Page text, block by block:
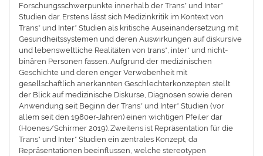
Forschungsschwerpunkte innerhalb der Trans* und Inter*
Studien dar. Erstens lässt sich Medizinkritik im Kontext von
Trans* und Inter* Studien als kritische Auseinandersetzung mit
Gesundheitssystemen und deren Auswirkungen auf diskursive
und lebensweltliche Realitäten von trans*, inter* und nicht-
binären Personen fassen. Aufgrund der medizinischen
Geschichte und deren enger Verwobenheit mit
gesellschaftlich anerkannten Geschlechterkonzepten stellt
der Blick auf medizinische Diskurse, Diagnosen sowie deren
Anwendung seit Beginn der Trans* und Inter* Studien (vor
allem seit den 1980er-Jahren) einen wichtigen Pfeiler dar
(Hoenes/Schirmer 2019). Zweitens ist Repräsentation für die
Trans* und Inter* Studien ein zentrales Konzept, da
Repräsentationen beeinflussen, welche stereotypen